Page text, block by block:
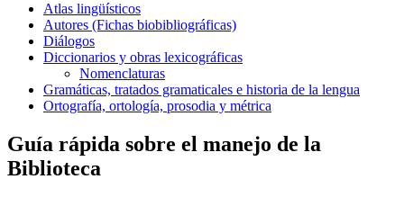
Atlas lingüísticos
Autores (Fichas biobibliográficas)
Diálogos
Diccionarios y obras lexicográficas
Nomenclaturas
Gramáticas, tratados gramaticales e historia de la lengua
Ortografía, ortología, prosodia y métrica
Guía rápida sobre el manejo de la
Biblioteca